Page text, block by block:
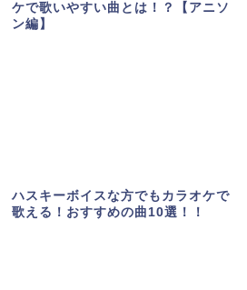
ケで歌いやすい曲とは！？【アニソ
ン編】
ハスキーボイスな方でもカラオケで
歌える！おすすめの曲10選！！